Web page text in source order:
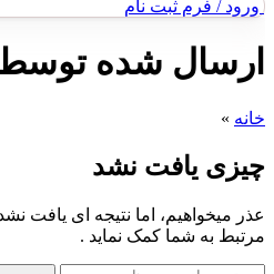
ورود / فرم ثبت نام
ارسال شده
خانه »
چیزی یافت نشد
عذر میخواهیم، اما نتیجه ای یافت
مرتبط به شما کمک نماید .